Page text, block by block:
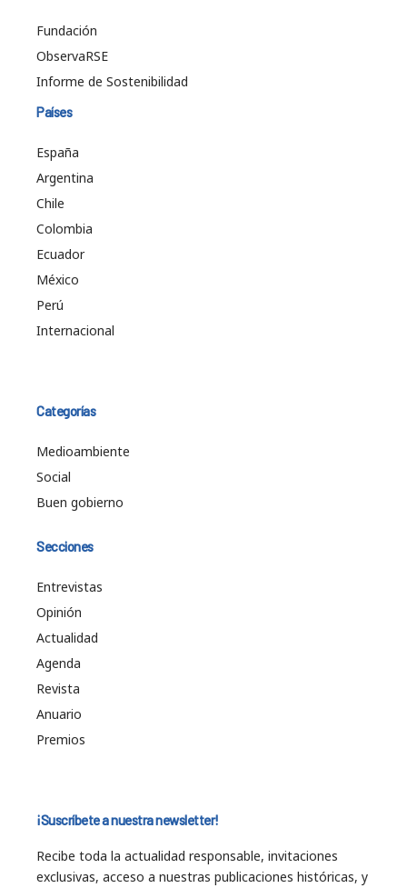
Fundación
ObservaRSE
Informe de Sostenibilidad
Países
España
Argentina
Chile
Colombia
Ecuador
México
Perú
Internacional
Categorías
Medioambiente
Social
Buen gobierno
Secciones
Entrevistas
Opinión
Actualidad
Agenda
Revista
Anuario
Premios
¡Suscríbete a nuestra newsletter!
Recibe toda la actualidad responsable, invitaciones
exclusivas, acceso a nuestras publicaciones históricas, y